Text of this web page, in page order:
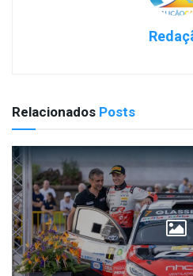
Relacionados Posts